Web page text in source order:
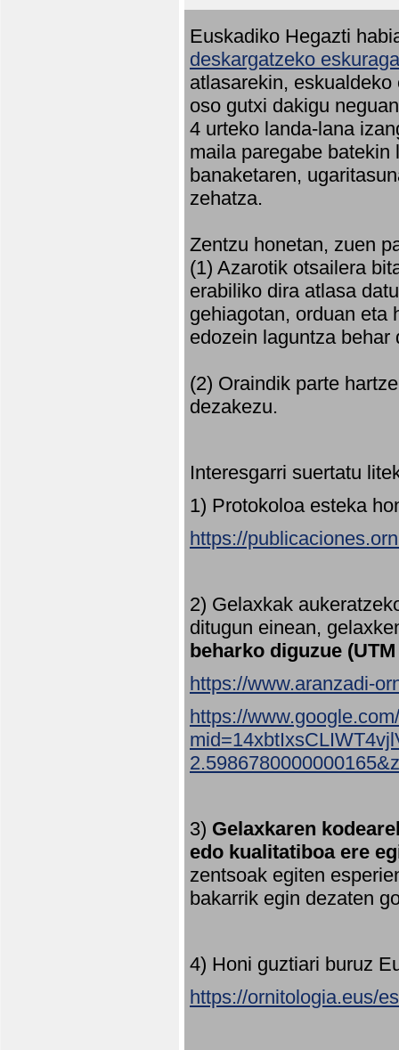
Euskadiko Hegazti
deskargatzeko
atlasarekin,
oso gutxi dakigu
4 urteko landa-lana
maila paregabe
banaketaren,
zehatza.
Zentzu honetan, zuen
(1) Azarotik otsailera
erabiliko dira atlasa
gehiagotan, orduan eta
edozein laguntza behar
(2) Oraindik parte
dezakezu.
Interesgarri suertatu
1) Protokoloa esteka
https://
2) Gelaxkak
ditugun einean,
beharko diguzue
https://www.aranzadi-
https://
3) Gelaxkaren
edo kualitatiboa ere
zentsoak egiten
bakarrik egin dezaten
4) Honi guztiari buruz
https://ornitologia.eus/